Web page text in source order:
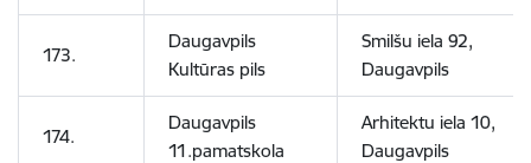
173.
Daugavpils
Kultūras pils
Smilšu iela 92,
Daugavpils
174.
Daugavpils
11.pamatskola
Arhitektu iela 10,
Daugavpils